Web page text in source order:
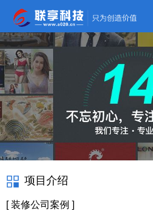
项目介绍
[ 装修公司案例 ]